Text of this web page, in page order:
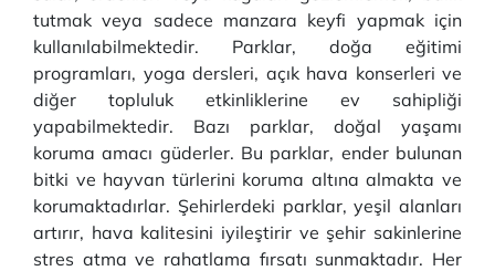
tutmak veya sadece manzara keyfi yapmak için
kullanılabilmektedir. Parklar, doğa eğitimi
programları, yoga dersleri, açık hava konserleri ve
diğer topluluk etkinliklerine ev sahipliği
yapabilmektedir. Bazı parklar, doğal yaşamı
koruma amacı güderler. Bu parklar, ender bulunan
bitki ve hayvan türlerini koruma altına almakta ve
korumaktadırlar. Şehirlerdeki parklar, yeşil alanları
artırır, hava kalitesini iyileştirir ve şehir sakinlerine
stres atma ve rahatlama fırsatı sunmaktadır. Her